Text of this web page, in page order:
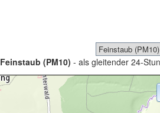
Feinstaub (PM10) - als gleitender 24-